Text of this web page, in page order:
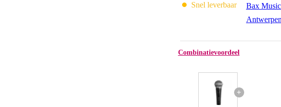
Snel leverbaar
Bax
Antwerpen
Combinatievoordeel
+